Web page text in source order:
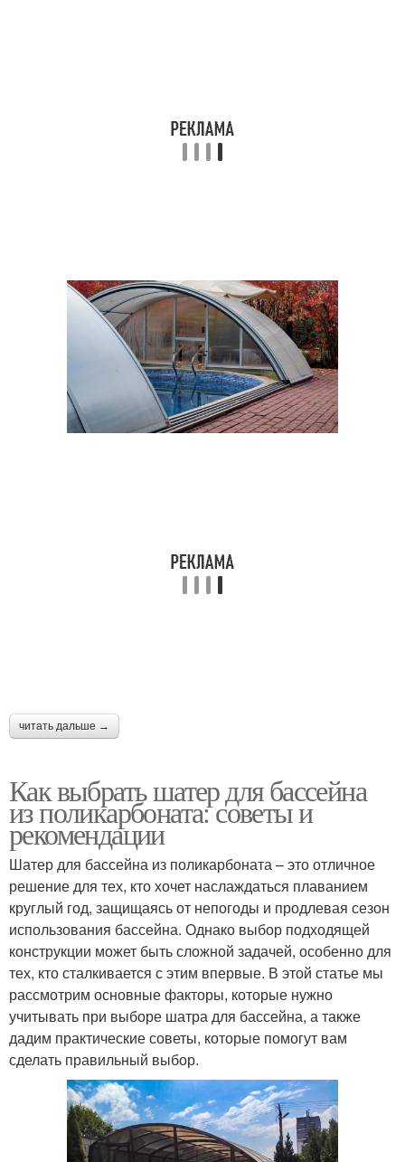
читать дальше →
Как выбрать шатер для бассейна
из поликарбоната: советы и
рекомендации
Шатер для бассейна из поликарбоната – это отличное
решение для тех, кто хочет наслаждаться плаванием
круглый год, защищаясь от непогоды и продлевая сезон
использования бассейна. Однако выбор подходящей
конструкции может быть сложной задачей, особенно для
тех, кто сталкивается с этим впервые. В этой статье мы
рассмотрим основные факторы, которые нужно
учитывать при выборе шатра для бассейна, а также
дадим практические советы, которые помогут вам
сделать правильный выбор.